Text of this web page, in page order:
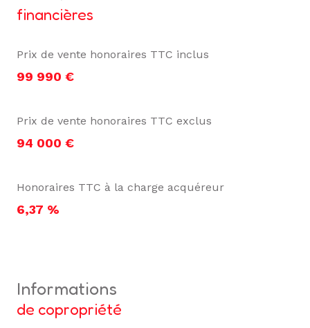
financières
Prix de vente honoraires TTC inclus
99 990 €
Prix de vente honoraires TTC exclus
94 000 €
Honoraires TTC à la charge acquéreur
6,37 %
informations
de copropriété